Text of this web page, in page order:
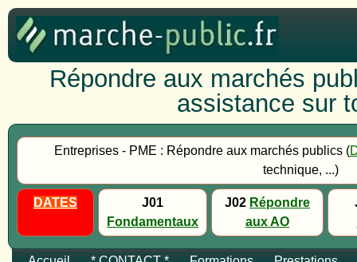
Répondre aux marchés
assistance sur
Entreprises - PME : Répondre aux marchés publics (
technique, ...)
DATES
J01
Fondamentaux
J02 Répondre
aux AO